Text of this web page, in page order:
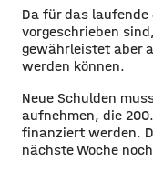
Da für das
vorgeschrieben
gewährleistet aber
werden können.
Neue Schulden
aufnehmen, die
finanziert werden.
nächste Woche